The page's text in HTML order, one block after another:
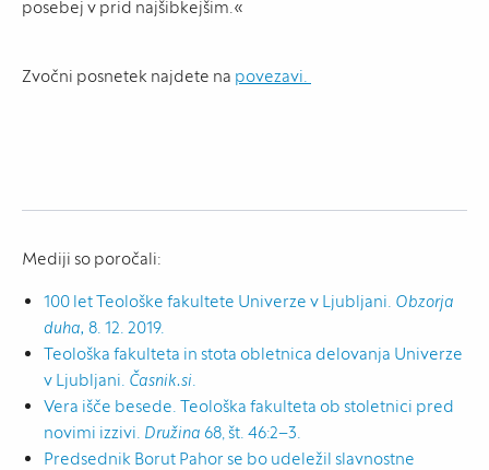
posebej v prid najšibkejšim.«
Zvočni posnetek najdete na povezavi.
Mediji so poročali:
100 let Teološke fakultete Univerze v Ljubljani. Obzorja
duha, 8. 12. 2019.
Teološka fakulteta in stota obletnica delovanja Univerze
v Ljubljani. Časnik.si.
Vera išče besede. Teološka fakulteta ob stoletnici pred
novimi izzivi. Družina 68, št. 46:2–3.
Predsednik Borut Pahor se bo udeležil slavnostne